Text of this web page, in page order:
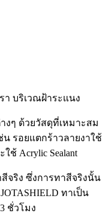
เวณฝ้าระแนง
งๆ ด้วยวัสดุที่เหมาะสม
รอยแตกร้าวลายงาใช้
ช้ Acrylic Sealant
จริง ซึ่งการทาสีจริงนั้น
ทาเป็น
ชั่วโมง